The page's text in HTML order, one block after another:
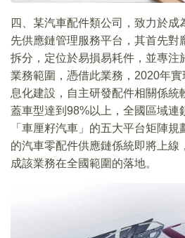
四、某汽車配件類公司，致力於
先供應鏈管理服務平台，其首先對
拆分，定位於易損易耗件，並專注
業務範圍，憑借此業務，2020年
息化建設，自主研發配件相關係統
蓋車型達到98%以上，全國區域連
「車厘籽汽車」的五大平台矩陣
的汽車零配件供應鏈係統即將上線
成該業務在全國範圍的落地。